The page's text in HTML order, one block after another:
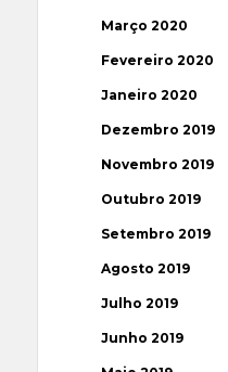
Março 2020
Fevereiro 2020
Janeiro 2020
Dezembro 2019
Novembro 2019
Outubro 2019
Setembro 2019
Agosto 2019
Julho 2019
Junho 2019